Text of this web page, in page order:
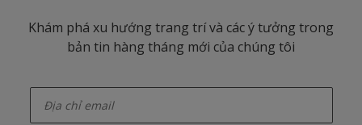
Khám phá xu hướng trang trí và các ý tưởng trong
bản tin hàng tháng mới của chúng tôi